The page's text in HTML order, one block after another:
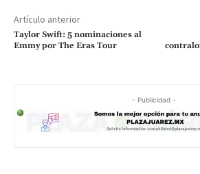
Artículo anterior
Taylor Swift: 5 nominaciones al
Emmy por The Eras Tour
- Publicidad -